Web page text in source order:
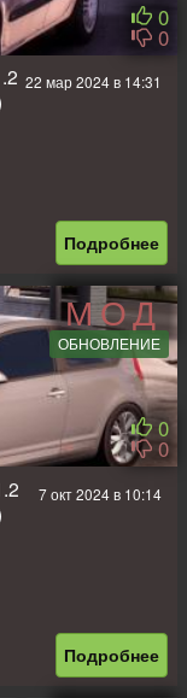
0
0
22 мар 2024 в 14:31
- 1.49;
Подробнее
МОД
ОБНОВЛЕНИЕ
0
0
7 окт 2024 в 10:14
Подробнее